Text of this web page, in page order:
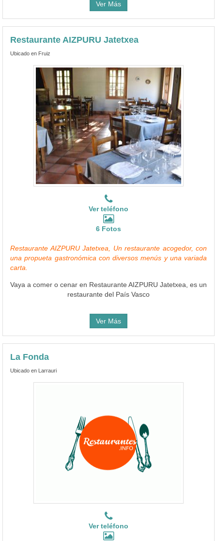
Ver Más
Restaurante AIZPURU Jatetxea
Ubicado en Fruiz
Ver teléfono
6 Fotos
Restaurante AIZPURU Jatetxea, Un restaurante acogedor, con
una propueta gastronómica con diversos menús y una variada
carta.
Vaya a comer o cenar en Restaurante AIZPURU Jatetxea, es un
restaurante del País Vasco
Ver Más
La Fonda
Ubicado en Larrauri
Ver teléfono